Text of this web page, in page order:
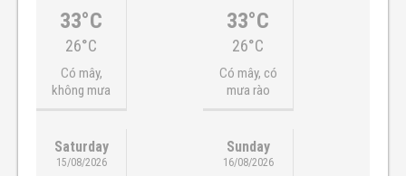
33°C
26°C
Có mây,
không mưa
33°C
26°C
Có mây, có
mưa rào
Saturday
15/08/2026
Sunday
16/08/2026